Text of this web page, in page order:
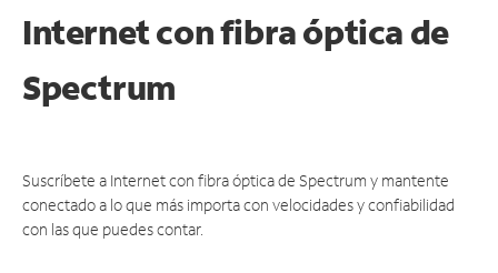
Internet con fibra óptica de
Spectrum
Suscríbete a Internet con fibra óptica de Spectrum y mantente
conectado a lo que más importa con velocidades y confiabilidad
con las que puedes contar.